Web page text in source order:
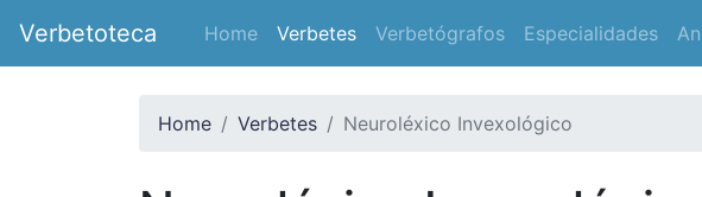
Verbetoteca Home Verbetes Verbetógrafos Especialidades
Home Verbetes Neuroléxico Invexológico